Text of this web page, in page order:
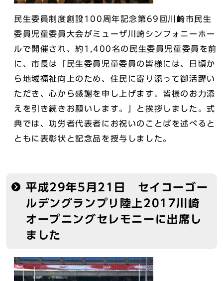
民生委員制度創設100周年記念第69回川崎市民生
委員児童委員大会がミューザ川崎シンフォニーホー
ルで開催され、約1,400名の民生委員児童委員を前
に、市長は「民生委員児童委員の皆様には、日頃か
ら地域福祉向上のため、住民に寄り添って御活躍い
ただき、心から感謝を申し上げます。皆様のお力添
えを引き続きお願いします。」と挨拶しました。式
典では、功労者代表者にお祝いのことばを述べると
ともに表彰状と記念品を授与しました。
平成29年5月21日 セイコーゴー
ルデングランプリ陸上2017川崎
オープニングセレモニーに出席し
ました